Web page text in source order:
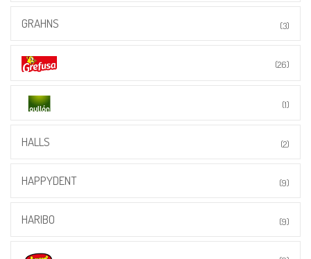
GRAHNS (3)
(26)
(1)
HALLS (2)
HAPPYDENT (9)
HARIBO (9)